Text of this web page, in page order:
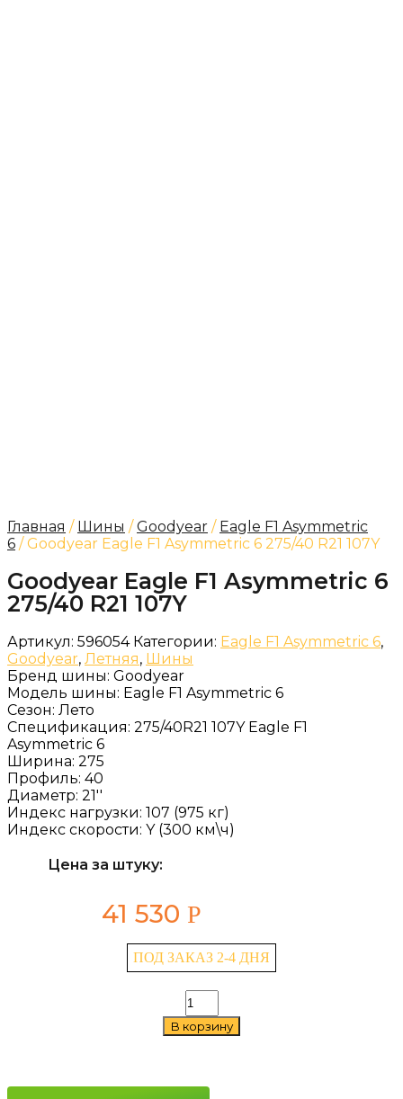
Главная / Шины /Goodyear / Eagle F1 Asymmetric
6 / Goodyear Eagle F1 Asymmetric 6 275/40 R21 107Y
Goodyear Eagle F1 Asymmetric 6
275/40 R21 107Y
Артикул: 596054 Категории: Eagle F1 Asymmetric 6,
Goodyear, Летняя, Шины
Бренд шины: Goodyear
Модель шины: Eagle F1 Asymmetric 6
Сезон: Лето
Спецификация: 275/40R21 107Y Eagle F1
Asymmetric 6
Ширина: 275
Профиль: 40
Диаметр: 21''
Индекс нагрузки: 107 (975 кг)
Индекс скорости: Y (300 км\ч)
Цена за штуку:
41 530 Р
ПОД ЗАКАЗ 2-4 ДНЯ
Количество
товара
Goodyear
В корзину